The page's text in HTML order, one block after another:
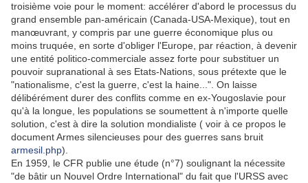
troisième voie pour le moment: accélérer d'abord le processus du
grand ensemble pan-américain (Canada-USA-Mexique), tout en
manœuvrant, y compris par une guerre économique plus ou
moins truquée, en sorte d'obliger l'Europe, par réaction, à devenir
une entité politico-commerciale assez forte pour substituer un
pouvoir supranational à ses Etats-Nations, sous prétexte que le
"nationalisme, c'est la guerre, c'est la haine...". On laisse
délibérément durer des conflits comme en ex-Yougoslavie pour
qu'à la longue, les populations se soumettent à n'importe quelle
solution, c'est à dire la solution mondialiste ( voir à ce propos le
document Armes silencieuses pour des guerres sans bruit
armesil.php).
En 1959, le CFR publie une étude (n°7) soulignant la nécessite
"de bâtir un Nouvel Ordre International" du fait que l'URSS avec